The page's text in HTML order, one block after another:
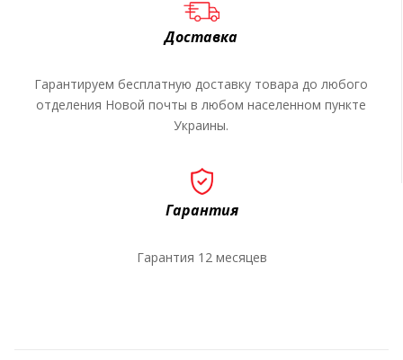
Доставка
Гарантируем бесплатную доставку товара до любого
отделения Новой почты в любом населенном пункте
Украины.
Гарантия
Гарантия 12 месяцев